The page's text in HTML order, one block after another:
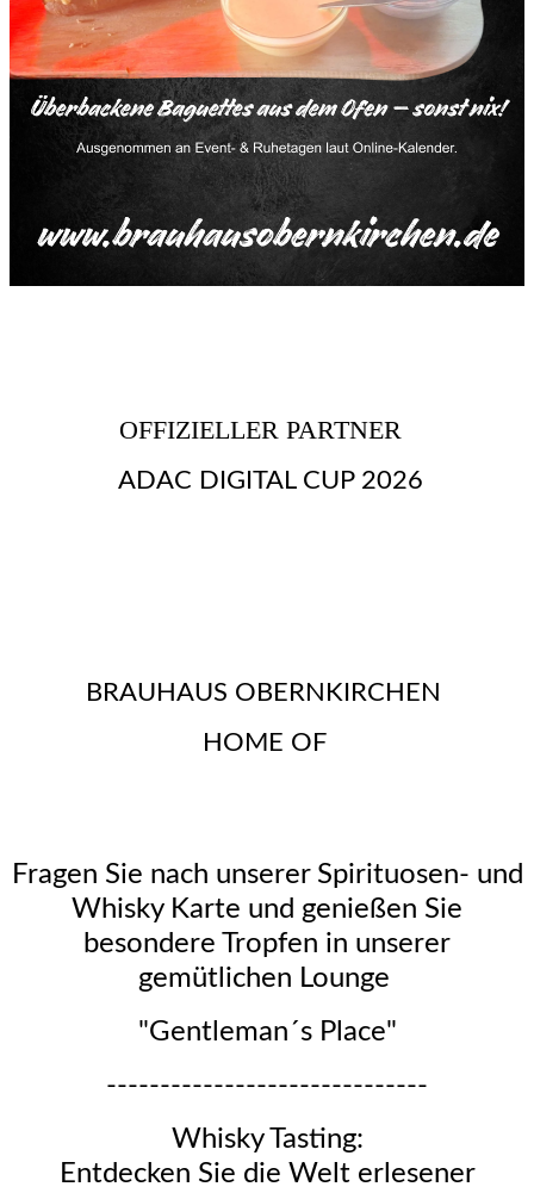
OFFIZIELLER PARTNER
ADAC DIGITAL CUP 2026
BRAUHAUS OBERNKIRCHEN
HOME OF
Fragen Sie nach unserer Spirituosen- und
Whisky Karte und genießen Sie
besondere Tropfen in unserer
gemütlichen Lounge
"Gentleman´s Place"
------------------------------
Whisky Tasting:
Entdecken Sie die Welt erlesener